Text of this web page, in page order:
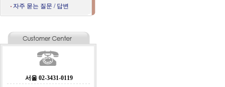
자주 묻는 질문 / 답변
서울 02-3431-0119